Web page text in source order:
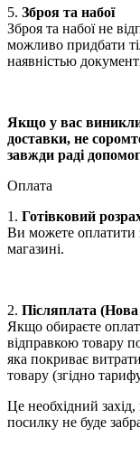
5. Зброя та набої
Зброя та набої не
можливо придбати
наявністью
Якщо у вас
доставки, не
завжди раді
Оплата
1. Готівковий
Ви можете оплатити
магазині.
2. Післяплата
Якщо обираєте
відправкою товару
яка покриває
товару (згідно
Це необхідний
посилку не буде